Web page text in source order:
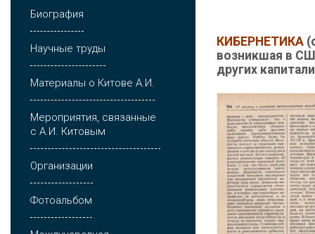
Биография
Научные труды
Материалы о Китове А.И.
Мероприятия, связанные
с А.И. Китовым
Организации
Фотоальбом
КИБЕРНЕТИКА
возникшая в
других